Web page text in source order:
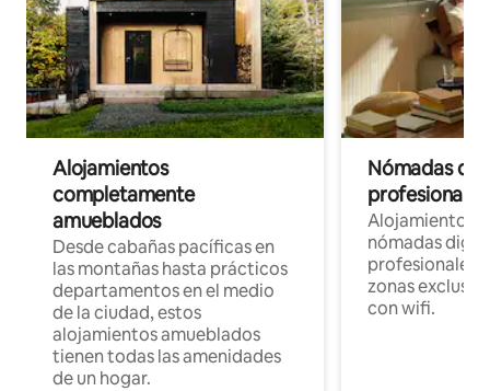
Alojamientos
completamente
amueblados
Desde cabañas pacíficas en
las montañas hasta prácticos
departamentos en el medio
de la ciudad, estos
alojamientos amueblados
tienen todas las amenidades
de un hogar.
Nómadas
Alojamientos
nómadas
profesionales
zonas
con wifi.